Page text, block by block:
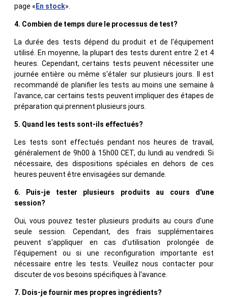
page « En stock».
4. Combien de temps dure le processus de test?
La durée des tests dépend du produit et de l'équipement
utilisé. En moyenne, la plupart des tests durent entre 2 et 4
heures. Cependant, certains tests peuvent nécessiter une
journée entière ou même s'étaler sur plusieurs jours. Il est
recommandé de planifier les tests au moins une semaine à
l'avance, car certains tests peuvent impliquer des étapes de
préparation qui prennent plusieurs jours.
5. Quand les tests sont-ils effectués?
Les tests sont effectués pendant nos heures de travail,
généralement de 9h00 à 15h00 CET, du lundi au vendredi. Si
nécessaire, des dispositions spéciales en dehors de ces
heures peuvent être envisagées sur demande.
6. Puis-je tester plusieurs produits au cours d'une
session?
Oui, vous pouvez tester plusieurs produits au cours d'une
seule session. Cependant, des frais supplémentaires
peuvent s'appliquer en cas d'utilisation prolongée de
l'équipement ou si une reconfiguration importante est
nécessaire entre les tests. Veuillez nous contacter pour
discuter de vos besoins spécifiques à l'avance.
7. Dois-je fournir mes propres ingrédients?